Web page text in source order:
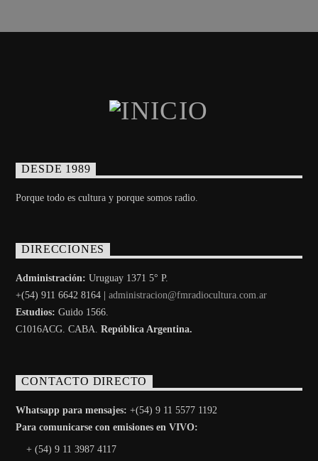
DESDE 1989
Porque todo es cultura y porque somos radio.
DIRECCIONES
Administración: Uruguay 1371 5° P.
+(54) 911 6642 8164 |administracion@fmradiocultura.com.ar
Estudios: Guido 1566.
C1016ACG. CABA.República Argentina.
CONTACTO DIRECTO
Whatsapp para mensajes: +(54) 9 11 5577 1192
Para comunicarse con emisiones en VIVO:
+ (54) 9 11 3987 4117